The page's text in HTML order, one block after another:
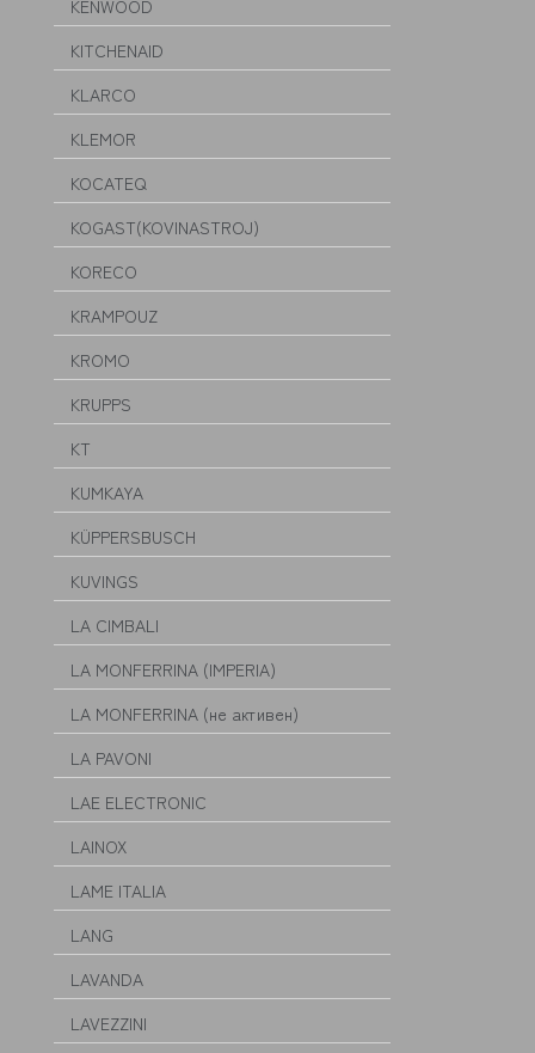
KENWOOD
KITCHENAID
KLARCO
KLEMOR
KOCATEQ
KOGAST(KOVINASTROJ)
KORECO
KRAMPOUZ
KROMO
KRUPPS
KT
KUMKAYA
KÜPPERSBUSCH
KUVINGS
LA CIMBALI
LA MONFERRINA (IMPERIA)
LA MONFERRINA (не активен)
LA PAVONI
LAE ELECTRONIC
LAINOX
LAME ITALIA
LANG
LAVANDA
LAVEZZINI